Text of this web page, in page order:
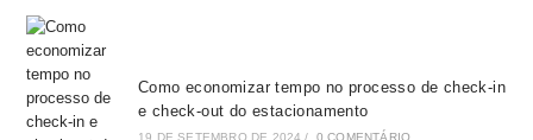
Como economizar tempo no processo de check-in
e check-out do estacionamento
19 DE SETEMBRO DE 2024 / 0 COMENTÁRIO